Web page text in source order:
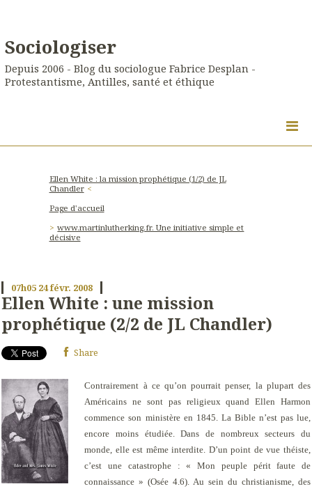
Sociologiser
Depuis 2006 - Blog du sociologue Fabrice Desplan -
Protestantisme, Antilles, santé et éthique
Ellen White : la mission prophétique (1/2) de JL
Chandler
Page d'accueil
www.martinlutherking.fr. Une initiative simple et
décisive
07h05 24févr. 2008
Ellen White : une mission
prophétique (2/2 de JL Chandler)
Share
Contrairement à ce qu’on pourrait penser, la plupart des
Américains ne sont pas religieux quand Ellen Harmon
commence son ministère en 1845. La Bible n’est pas lue,
encore moins étudiée. Dans de nombreux secteurs du
monde, elle est même interdite. D’un point de vue théiste,
c’est une catastrophe :« Mon peuple périt faute de
connaissance » (Osée 4.6). Au sein du christianisme, des